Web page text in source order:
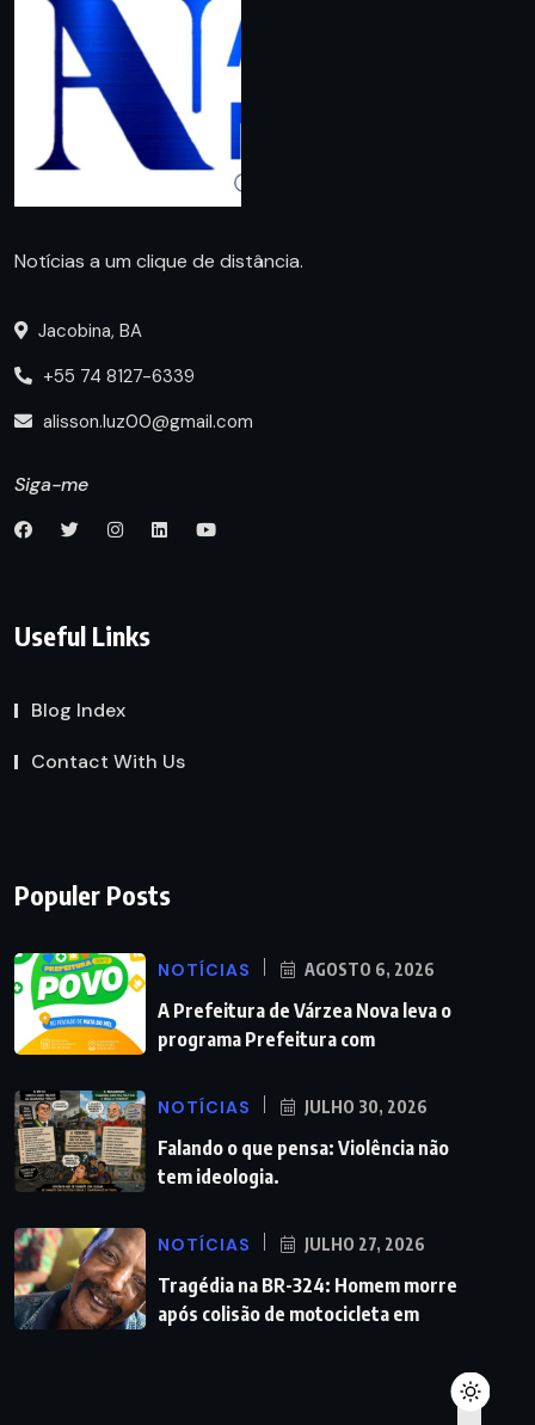
Notícias a um clique de distância.
Jacobina, BA
+55 74 8127-6339
alisson.luz00@gmail.com
Siga-me
Useful Links
Blog Index
Contact With Us
Populer Posts
NOTÍCIAS AGOSTO 6, 2026
A Prefeitura de Várzea Nova leva o
programa Prefeitura com
NOTÍCIAS JULHO 30, 2026
Falando o que pensa: Violência não
tem ideologia.
NOTÍCIAS JULHO 27, 2026
Tragédia na BR-324: Homem morre
após colisão de motocicleta em